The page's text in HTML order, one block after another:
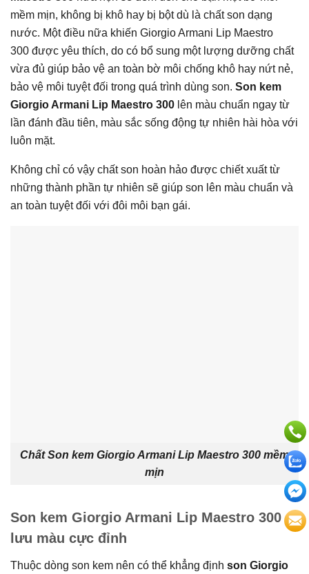
mềm mịn, không bị khô hay bị bột dù là chất son dạng
nước. Một điều nữa khiến Giorgio Armani Lip Maestro
300 được yêu thích, do có bổ sung một lượng dưỡng chất
vừa đủ giúp bảo vệ an toàn bờ môi chống khô hay nứt nẻ,
bảo vệ môi tuyệt đối trong quá trình dùng son. Son kem
Giorgio Armani Lip Maestro 300 lên màu chuẩn ngay từ
lần đánh đầu tiên, màu sắc sống động tự nhiên hài hòa với
luôn mặt.
Không chỉ có vậy chất son hoàn hảo được chiết xuất từ
những thành phần tự nhiên sẽ giúp son lên màu chuẩn và
an toàn tuyệt đối với đôi môi bạn gái.
Chất Son kem Giorgio Armani Lip Maestro 300 mềm
mịn
Son kem Giorgio Armani Lip Maestro 300
lưu màu cực đỉnh
Thuộc dòng son kem nên có thể khẳng định son Giorgio